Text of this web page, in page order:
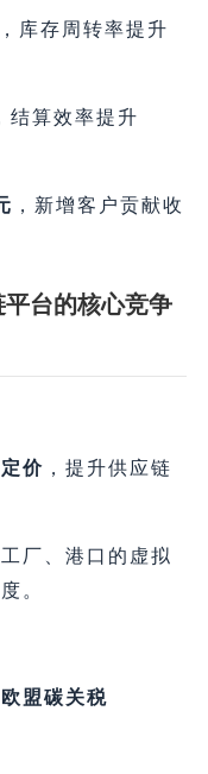
，库存周转率提升
结算效率提升
，新增客户贡献收
台的核心竞争
价 ，提升供应链
厂、港口的虚拟
。
欧盟碳关税